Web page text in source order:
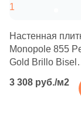
Настенная
Monopole 855
Gold Brillo Bisel
глянцевая
3 308 руб./м2